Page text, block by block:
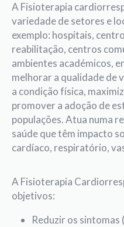
A Fisioterapia
variedade de setores e
exemplo: hospitais,
reabilitação, centros
ambientes académicos,
melhorar a qualidade de
a condição física,
promover a adoção de
populações. Atua numa
saúde que têm impacto
cardíaco, respiratório,
A Fisioterapia
objetivos:
Reduzir os sintomas